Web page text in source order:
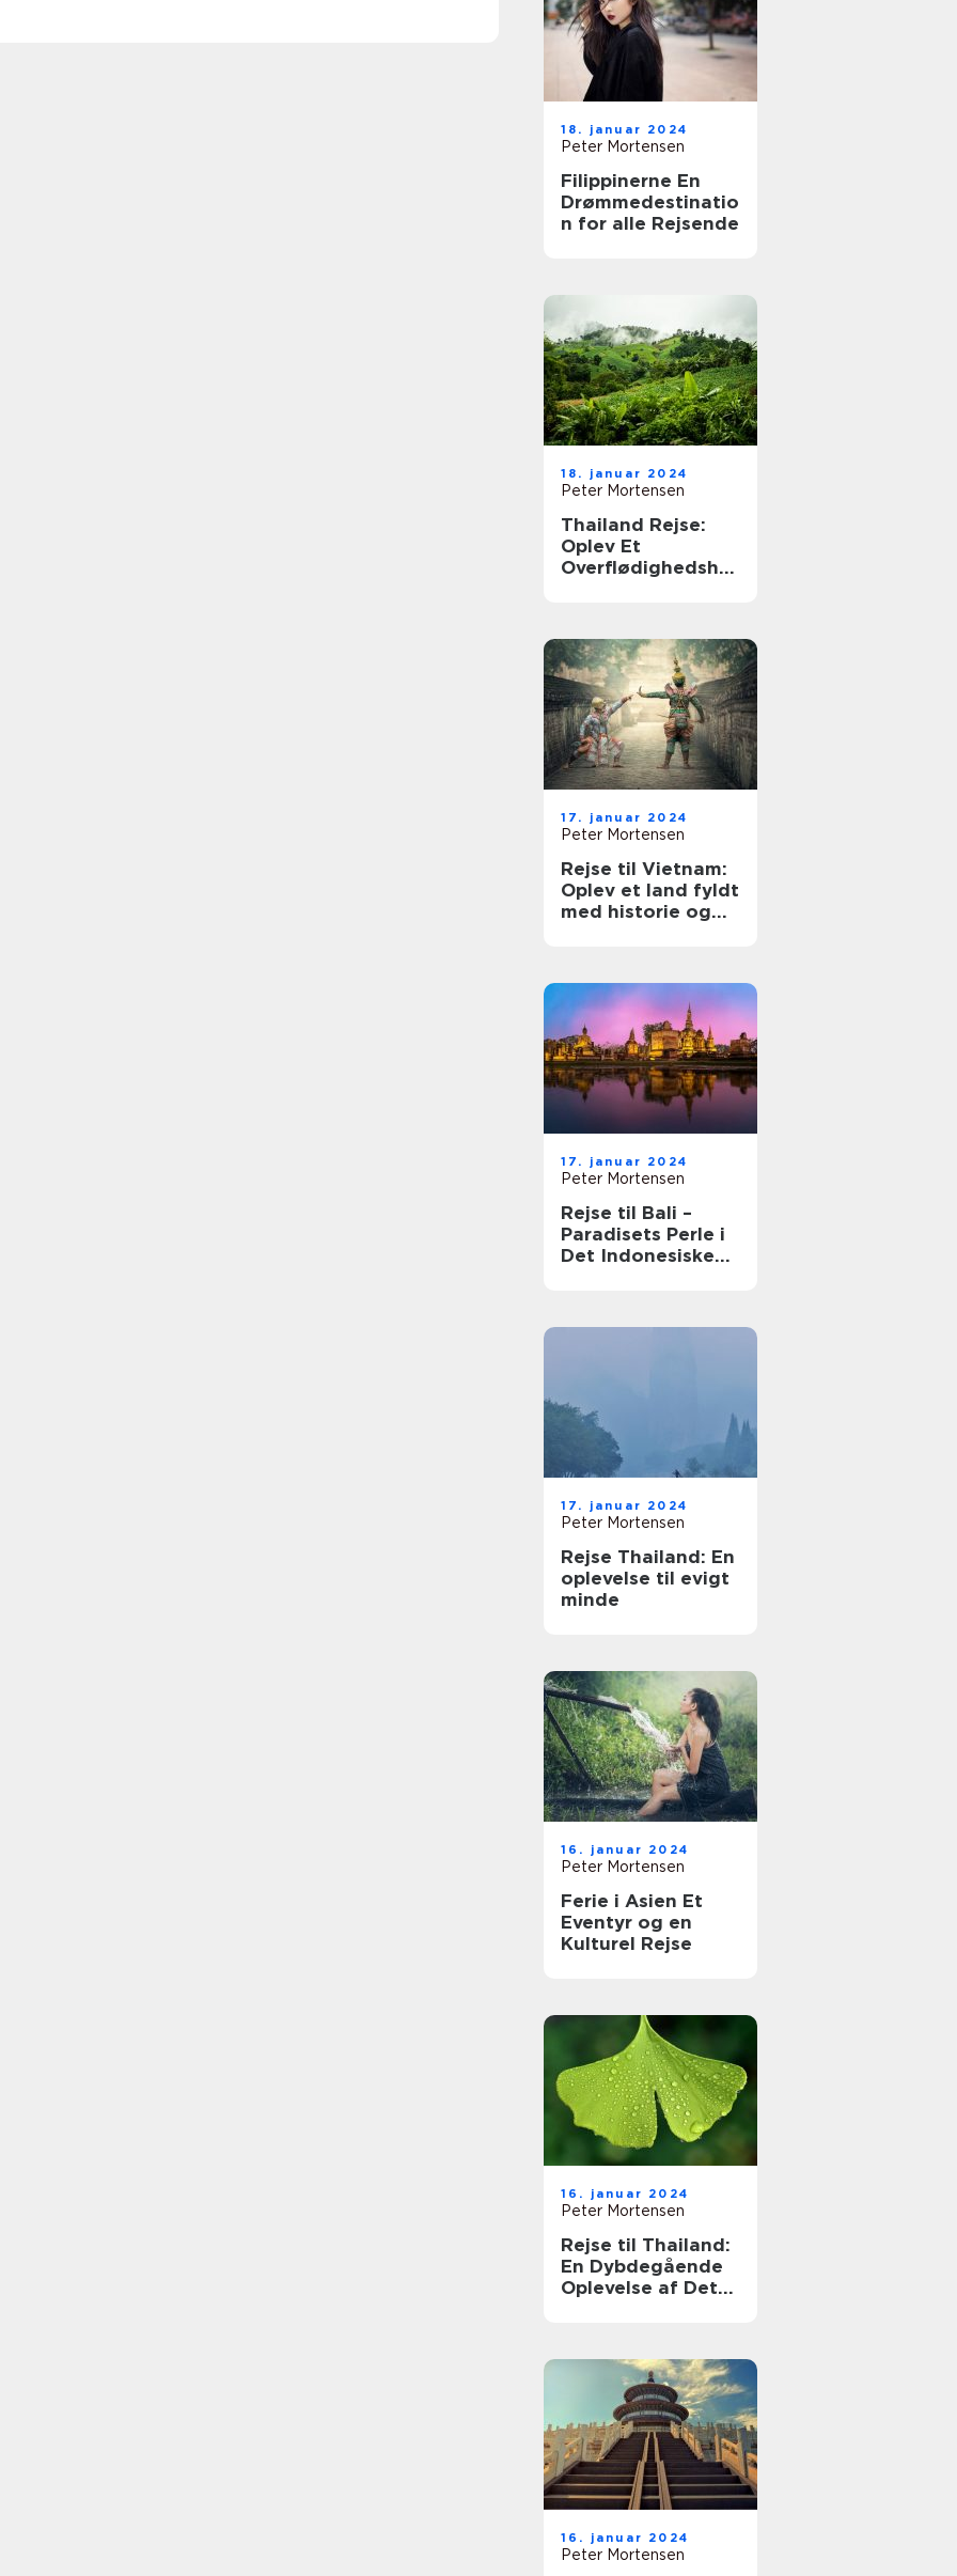
18. januar 2024
Peter Mortensen
Filippinerne En
Drømmedestinatio
n for alle Rejsende
18. januar 2024
Peter Mortensen
Thailand Rejse:
Oplev Et
Overflødighedshor
17. januar 2024
Peter Mortensen
Rejse til Vietnam:
Oplev et land fyldt
med historie og
17. januar 2024
Peter Mortensen
Rejse til Bali –
Paradisets Perle i
Det Indonesiske
17. januar 2024
Peter Mortensen
Rejse Thailand: En
oplevelse til evigt
minde
16. januar 2024
Peter Mortensen
Ferie i Asien Et
Eventyr og en
Kulturel Rejse
16. januar 2024
Peter Mortensen
Rejse til Thailand:
En Dybdegående
Oplevelse af Det
16. januar 2024
Peter Mortensen